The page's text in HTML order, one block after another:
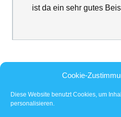
Cookie-
Diese Website benutzt Cookies, um
personalisieren.
ist da ein sehr gutes
(Junge) Erwachsene